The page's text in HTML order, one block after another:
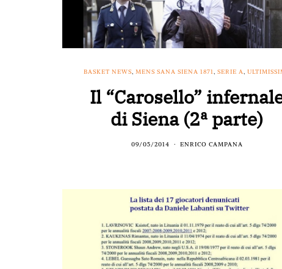
BASKET NEWS, MENS SANA SIENA 1871, SERIE A,
Il “Carosello”
di Siena (2ª parte)
09/05/2014 ENRICO CAMPANA